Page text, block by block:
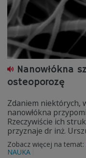
Nanowłókna
osteoporozę
Zdaniem niektórych,
nanowłókna
Rzeczywiście ich
przyznaje dr inż.
Zobacz więcej na temat:
NAUKA